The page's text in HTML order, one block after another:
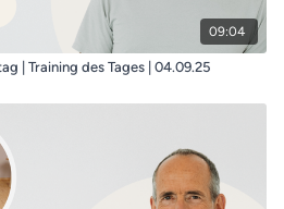
09:04
Kopf-Nacken-Hals | Donnerstag | Training des Tages | 04.09.25